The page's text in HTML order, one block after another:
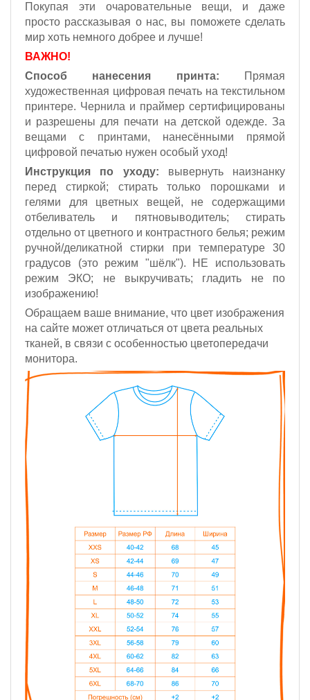
Покупая эти очаровательные вещи, и даже
просто рассказывая о нас, вы поможете сделать
мир хоть немного добрее и лучше!
ВАЖНО!
Способ нанесения принта: Прямая
художественная цифровая печать на текстильном
принтере. Чернила и праймер сертифицированы
и разрешены для печати на детской одежде. За
вещами с принтами, нанесёнными прямой
цифровой печатью нужен особый уход!
Инструкция по уходу: вывернуть наизнанку
перед стиркой; стирать только порошками и
гелями для цветных вещей, не содержащими
отбеливатель и пятновыводитель; стирать
отдельно от цветного и контрастного белья; режим
ручной/деликатной стирки при температуре 30
градусов (это режим "шёлк"). НЕ использовать
режим ЭКО; не выкручивать; гладить не по
изображению!
Обращаем ваше внимание, что цвет изображения
на сайте может отличаться от цвета реальных
тканей, в связи с особенностью цветопередачи
монитора.